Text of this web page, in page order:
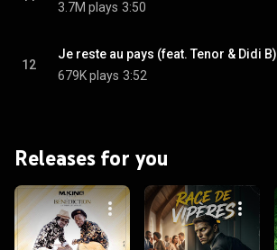
3.7M plays 3:50
12
Je reste au pays (feat. Tenor & Didi B)
679K plays 3:52
Releases for you